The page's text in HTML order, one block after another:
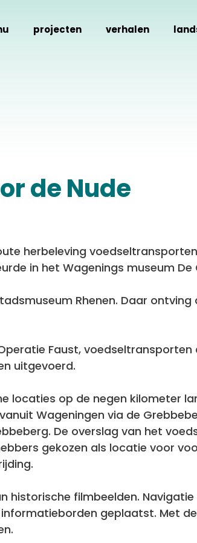
projecten verhalen
de Nude
herbeleving
in het Wagenings museum De
Rhenen. Daar ontving
Faust, voedseltransporten
uitgevoerd.
locaties op de negen kilometer
Wageningen via de
De overslag van het
gekozen als locatie voor
historische filmbeelden.
geplaatst. Met